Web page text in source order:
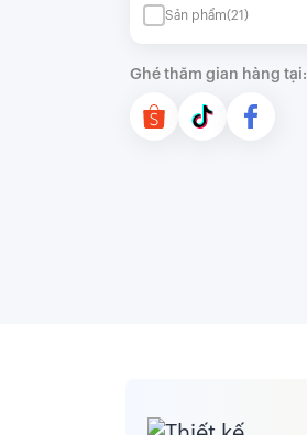
Sản phẩm(21)
Ghé thăm gian hàng tại: